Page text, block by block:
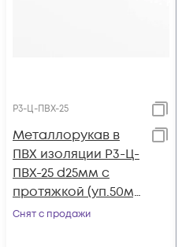
Р3-Ц-ПВХ-25
Металлорукав в
ПВХ изоляции Р3-Ц-
ПВХ-25 d25мм с
протяжкой (уп.50м)
Ruvinil Р3-Ц-ПВХ-25
Снят с продажи